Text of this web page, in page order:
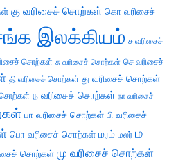
கு வரிசைச் சொற்கள் கொ வரிசைச்
இலக்கியம் ச வரிசைச்
சொற்கள் சு வரிசைச் சொற்கள் செ வரிசைச்
தி வரிசைச் சொற்கள் து வரிசைச் சொற்கள்
ந வரிசைச் சொற்கள் நா வரிசைச்
பா வரிசைச் சொற்கள் பி வரிசைச்
பொ வரிசைச் சொற்கள் மரம் மலர் ம
சொற்கள் மு வரிசைச் சொற்கள்